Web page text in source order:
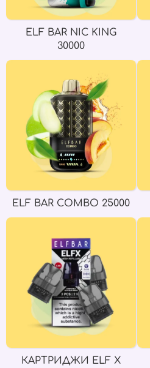
ELF BAR NIC KING
30000
ELF BAR COMBO 25000
КАРТРИДЖИ ELF X